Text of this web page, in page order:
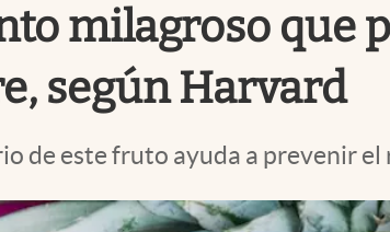
milagroso que
según Harvard
de este fruto ayuda a prevenir